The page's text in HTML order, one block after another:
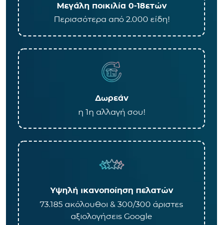
Μεγάλη ποικιλία 0-18ετών
Περισσότερα από 2.000 είδη!
Δωρεάν
η 1η αλλαγή σου!
Υψηλή ικανοποίηση πελατών
73.185 ακόλουθοι & 300/300 άριστες
αξιολογήσεις Google